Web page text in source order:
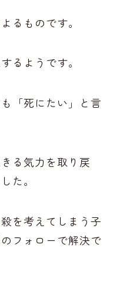
るものです。
るようです。
「死にたい」と言
る気力を取り戻
た。
を考えてしまう子
フォローで解決で